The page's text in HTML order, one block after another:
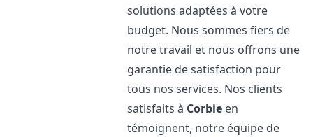
solutions adaptées à votre
budget. Nous sommes fiers de
notre travail et nous offrons une
garantie de satisfaction pour
tous nos services. Nos clients
satisfaits à Corbie en
témoignent, notre équipe de